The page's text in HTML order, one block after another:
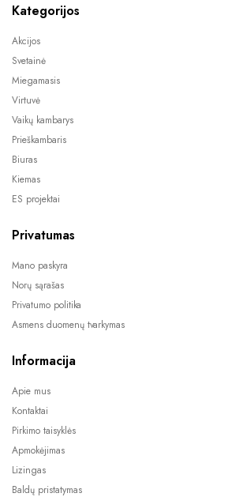
Kategorijos
Akcijos
Svetainė
Miegamasis
Virtuvė
Vaikų kambarys
Prieškambaris
Biuras
Kiemas
ES projektai
Privatumas
Mano paskyra
Norų sąrašas
Privatumo politika
Asmens duomenų tvarkymas
Informacija
Apie mus
Kontaktai
Pirkimo taisyklės
Apmokėjimas
Lizingas
Baldų pristatymas